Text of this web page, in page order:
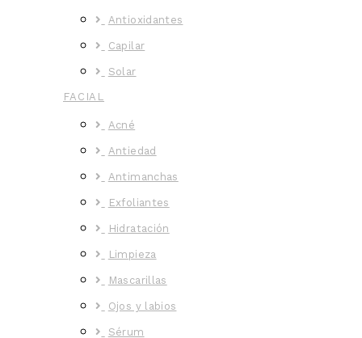
Antioxidantes
Capilar
Solar
FACIAL
Acné
Antiedad
Antimanchas
Exfoliantes
Hidratación
Limpieza
Mascarillas
Ojos y labios
Sérum